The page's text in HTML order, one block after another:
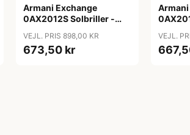
Armani Exchange
0AX2012S Solbriller -
VEJL. PRIS 898,00 KR
673,50 kr
VEJL.